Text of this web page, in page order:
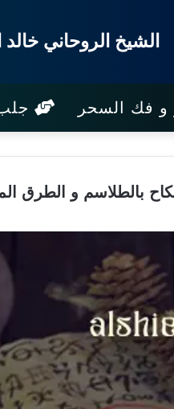
الشيخ الروحاني خالد
و فك السحر
بالطلاسم و الطرق